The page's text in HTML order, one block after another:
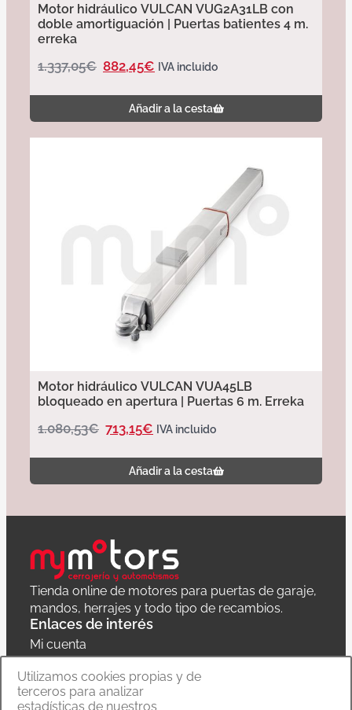
Motor hidráulico VULCAN VUG2A31LB con
doble amortiguación | Puertas batientes 4 m.
erreka
1.337,05€ 882,45€ IVA incluido
Añadir a la cesta
Motor hidráulico VULCAN VUA45LB
bloqueado en apertura | Puertas 6 m. Erreka
1.080,53€ 713,15€ IVA incluido
Añadir a la cesta
Tienda online de motores para puertas de garaje,
mandos, herrajes y todo tipo de recambios.
Enlaces de interés
Mi cuenta
Política de privacidad
Carrito
Utilizamos cookies propias y de
terceros para analizar
estadísticas de nuestros